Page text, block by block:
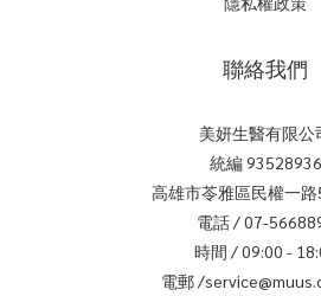
聯絡我們
美妍生醫有限公
統編 93528936
高雄市苓雅區民權一
電話 / 07-
時間 / 09:00 -
電郵 /